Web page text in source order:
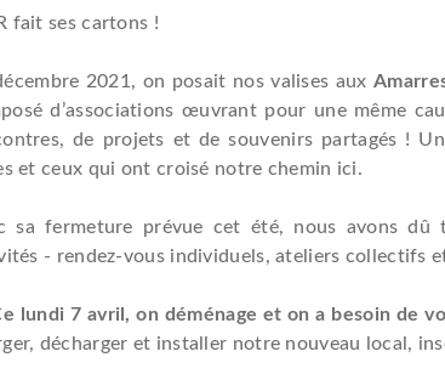
fait ses cartons !
2021, on posait nos valises aux
d’associations œuvrant pour une même
de projets et de souvenirs partagés !
et ceux qui ont croisé notre chemin ici.
sa fermeture prévue cet été, nous avons
- rendez-vous individuels, ateliers collectifs
lundi 7 avril, on déménage et on a besoin de
décharger et installer notre nouveau local,